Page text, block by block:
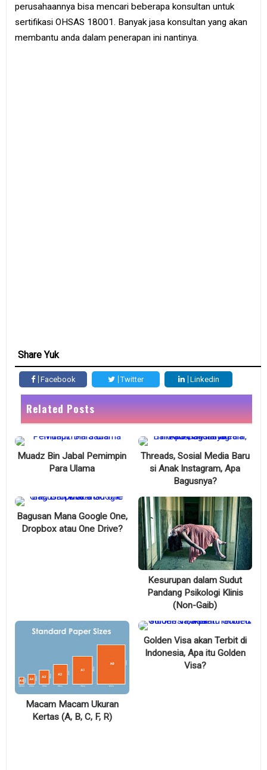
perusahaannya bisa mencari beberapa konsultan untuk
sertifikasi OHSAS 18001. Banyak jasa konsultan yang akan
membantu anda dalam penerapan ini nantinya.
Share Yuk
Facebook Twitter Linkedin
Related Posts
Muadz Bin Jabal Pemimpin
Para Ulama
Threads, Sosial Media Baru
si Anak Instagram, Apa
Bagusnya?
Bagusan Mana Google One,
Dropbox atau One Drive?
Kesurupan dalam Sudut
Pandang Psikologi Klinis
(Non-Gaib)
Macam Macam Ukuran
Kertas (A, B, C, F, R)
Golden Visa akan Terbit di
Indonesia, Apa itu Golden
Visa?